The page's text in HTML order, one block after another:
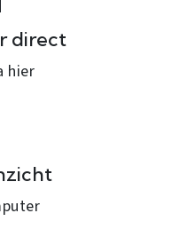
direct
hier